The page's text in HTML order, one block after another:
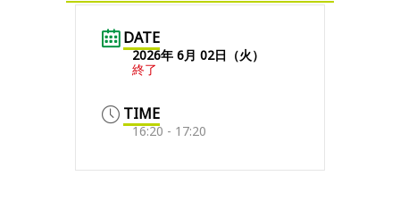
DATE
2026年 6月 02日（火）
終了
TIME
16:20 - 17:20